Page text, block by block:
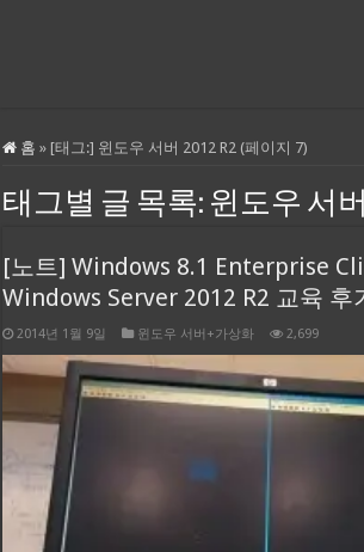
홈 » [태그:] 윈도우 서버 2012 R2 (페이지 7)
태그별 글 목록: 윈도우 서버
[노트] Windows 8.1 Enterprise
Windows Server 2012 R2 교육 후
2014년 1월 9일 윈도우 서버+가상화 2,699